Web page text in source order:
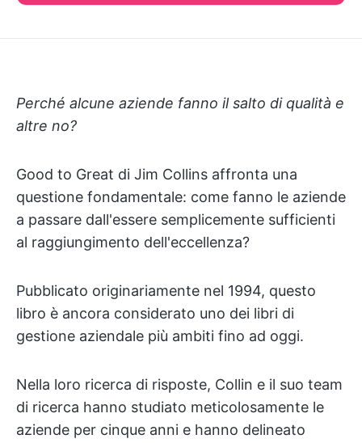
Perché alcune aziende fanno il salto di qualità e
altre no?
Good to Great di Jim Collins affronta una
questione fondamentale: come fanno le aziende
a passare dall'essere semplicemente sufficienti
al raggiungimento dell'eccellenza?
Pubblicato originariamente nel 1994, questo
libro è ancora considerato uno dei libri di
gestione aziendale più ambiti fino ad oggi.
Nella loro ricerca di risposte, Collin e il suo team
di ricerca hanno studiato meticolosamente le
aziende per cinque anni e hanno delineato